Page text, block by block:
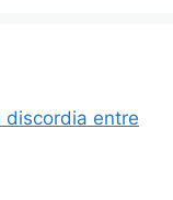
discordia entre